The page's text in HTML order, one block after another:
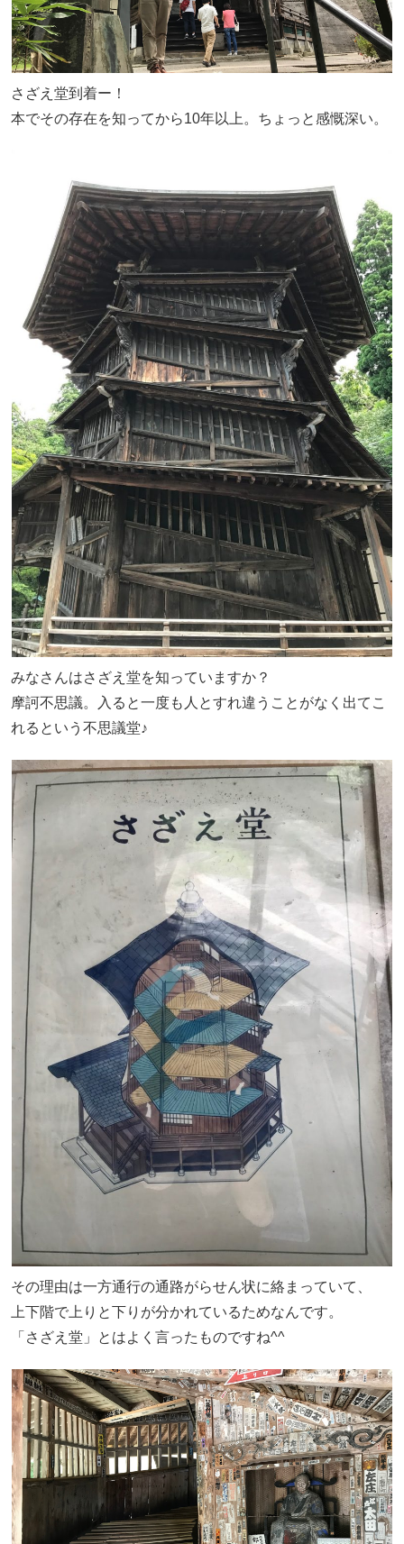
さざえ堂到着ー！
本でその存在を知ってから10年以上。ちょっと感慨深い。
みなさんはさざえ堂を知っていますか？
摩訶不思議。入ると一度も人とすれ違うことがなく出てこ
れるという不思議堂♪
その理由は一方通行の通路がらせん状に絡まっていて、
上下階で上りと下りが分かれているためなんです。
「さざえ堂」とはよく言ったものですね^^